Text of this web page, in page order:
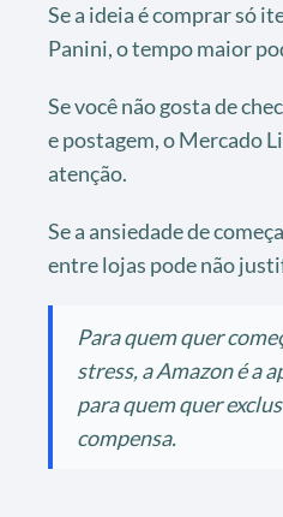
Se a ideia é comprar só
Panini, o tempo maior
Se você não gosta de
e postagem, o Mercado
atenção.
Se a ansiedade de
entre lojas pode não
Para quem quer
stress, a Amazon é a
para quem quer
compensa.